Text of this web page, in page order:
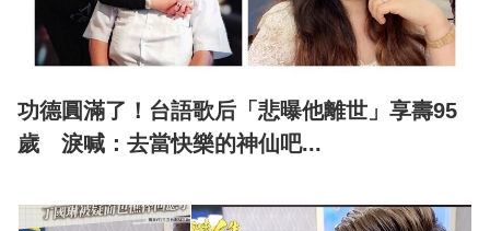
功德圓滿了！台語歌后「悲曝他離世」享壽95
歲 淚喊：去當快樂的神仙吧...